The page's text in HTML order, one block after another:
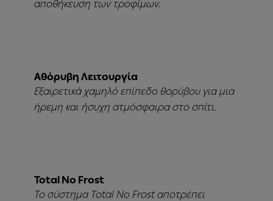
αποθήκευση των τροφίμων.
Αθόρυβη Λειτουργία
Εξαιρετικά χαμηλό επίπεδο θορύβου για μια
ήρεμη και ήσυχη ατμόσφαιρα στο σπίτι.
Total No Frost
Το σύστημα Total No Frost αποτρέπει